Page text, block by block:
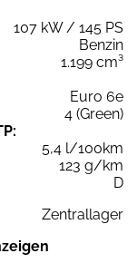
107 kW / 145 PS
Benzin
1.199 cm³
Euro 6e
4 (Green)
5,4 l/100km
123 g/km
D
Zentrallager